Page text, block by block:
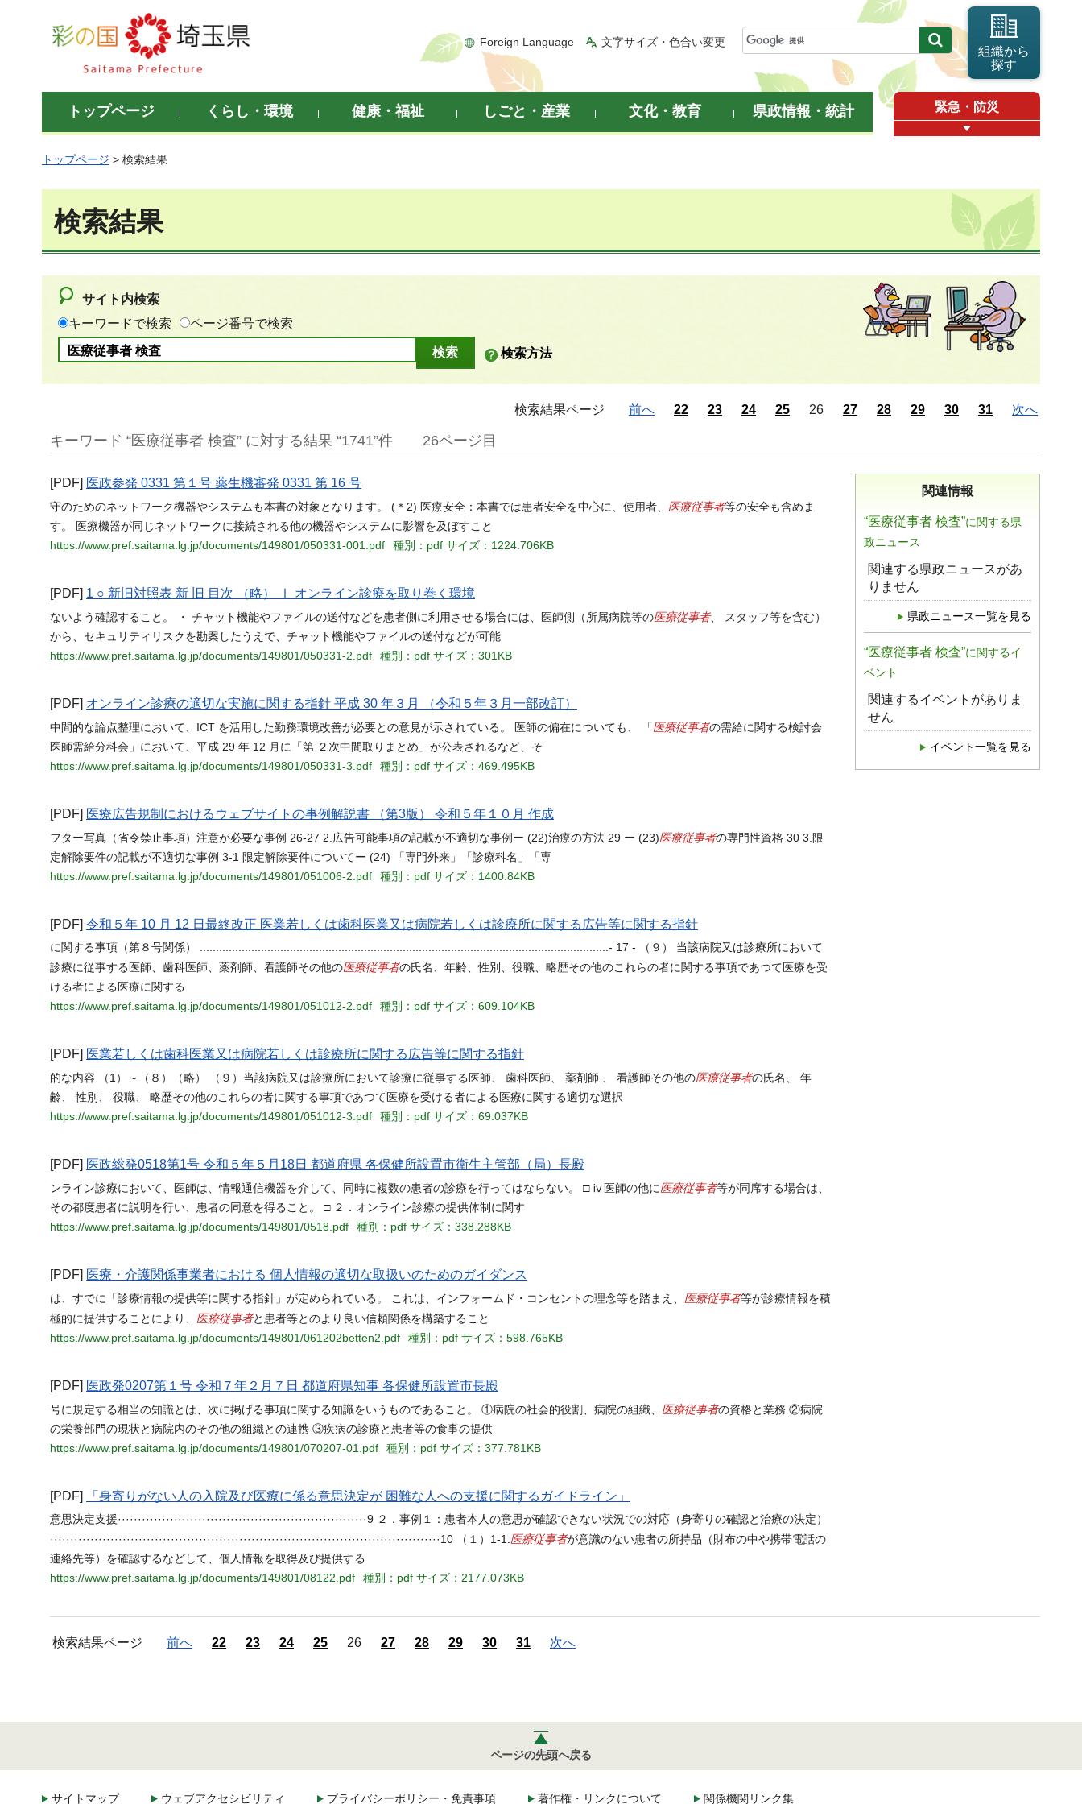
彩の国 埼玉県
Foreign Language 文字サイズ・色合い変更
組織から
探す
トップページ くらし・環境 健康・福祉 しごと・産業 文化・教育 県政情報・統計 緊急・防災
トップページ > 検索結果
検索結果
サイト内検索
キーワードで検索
ページ番号で検索
検索方法
検索結果ページ 前へ 22 23 24 25 26 27 28 29 30 31 次へ
キーワード “医療従事者 検査” に対する結果 “1741”件 26ページ目
関連情報
“医療従事者 検査”に関する県
政ニュース
関連する県政ニュースがあ
りません
県政ニュース一覧を見る
“医療従事者 検査”に関するイ
ベント
関連するイベントがありま
せん
イベント一覧を見る
[PDF] 医政参発 0331 第１号 薬生機審発 0331 第 16 号
守のためのネットワーク機器やシステムも本書の対象となります。 (＊2) 医療安全：本書では患者安全を中心に、使用者、 医療従事者等の安全も含めま
す。 医療機器が同じネットワークに接続される他の機器やシステムに影響を及ぼすこと
https://www.pref.saitama.lg.jp/documents/149801/050331-001.pdf
種別：pdf サイズ：1224.706KB
[PDF] 1 ○ 新旧対照表 新 旧 目次 （略） Ⅰ オンライン診療を取り巻く環境
ないよう確認すること。 ・ チャット機能やファイルの送付などを患者側に利用させる場合には、医師側（所属病院等の医療従事者、 スタッフ等を含む）
から、セキュリティリスクを勘案したうえで、チャット機能やファイルの送付などが可能
https://www.pref.saitama.lg.jp/documents/149801/050331-2.pdf
種別：pdf サイズ：301KB
[PDF] オンライン診療の適切な実施に関する指針 平成 30 年３月 （令和５年３月一部改訂）
中間的な論点整理において、ICT を活用した勤務環境改善が必要との意見が示されている。 医師の偏在についても、 「 医療従事者の需給に関する検討会
医師需給分科会」において、平成 29 年 12 月に「第 ２次中間取りまとめ」が公表されるなど、そ
https://www.pref.saitama.lg.jp/documents/149801/050331-3.pdf
種別：pdf サイズ：469.495KB
[PDF] 医療広告規制におけるウェブサイトの事例解説書 （第3版） 令和５年１０月 作成
フター写真（省令禁止事項）注意が必要な事例 26-27 2.広告可能事項の記載が不適切な事例ー (22)治療の方法 29 ー (23)医療従事者の専門性資格 30 3.限
定解除要件の記載が不適切な事例 3-1 限定解除要件についてー (24) 「専門外来」「診療科名」「専
https://www.pref.saitama.lg.jp/documents/149801/051006-2.pdf
種別：pdf サイズ：1400.84KB
[PDF] 令和５年 10 月 12 日最終改正 医業若しくは歯科医業又は病院若しくは診療所に関する広告等に関する指針
に関する事項（第８号関係） ...............................................................................................................................- 17 - （９） 当該病院又は診療所において
診療に従事する医師、歯科医師、薬剤師、看護師その他の医療従事者の氏名、年齢、性別、役職、略歴その他のこれらの者に関する事項であつて医療を受
ける者による医療に関する
https://www.pref.saitama.lg.jp/documents/149801/051012-2.pdf
種別：pdf サイズ：609.104KB
[PDF] 医業若しくは歯科医業又は病院若しくは診療所に関する広告等に関する指針
的な内容 （1）～（８）（略） （９）当該病院又は診療所において診療に従事する医師、 歯科医師、 薬剤師 、 看護師その他の医療従事者の氏名、 年
齢、 性別、 役職、 略歴その他のこれらの者に関する事項であつて医療を受ける者による医療に関する適切な選択
https://www.pref.saitama.lg.jp/documents/149801/051012-3.pdf
種別：pdf サイズ：69.037KB
[PDF] 医政総発0518第1号 令和５年５月18日 都道府県 各保健所設置市衛生主管部（局）長殿
ンライン診療において、医師は、情報通信機器を介して、同時に複数の患者の診療を行ってはならない。 □ ⅳ医師の他に医療従事者等が同席する場合は、
その都度患者に説明を行い、患者の同意を得ること。 □ ２．オンライン診療の提供体制に関す
https://www.pref.saitama.lg.jp/documents/149801/0518.pdf
種別：pdf サイズ：338.288KB
[PDF] 医療・介護関係事業者における 個人情報の適切な取扱いのためのガイダンス
は、すでに「診療情報の提供等に関する指針」が定められている。 これは、インフォームド・コンセントの理念等を踏まえ、 医療従事者等が診療情報を積
極的に提供することにより、 医療従事者と患者等とのより良い信頼関係を構築すること
https://www.pref.saitama.lg.jp/documents/149801/061202betten2.pdf
種別：pdf サイズ：598.765KB
[PDF] 医政発0207第１号 令和７年２月７日 都道府県知事 各保健所設置市長殿
号に規定する相当の知識とは、次に掲げる事項に関する知識をいうものであること。 ①病院の社会的役割、病院の組織、 医療従事者の資格と業務 ②病院
の栄養部門の現状と病院内のその他の組織との連携 ③疾病の診療と患者等の食事の提供
https://www.pref.saitama.lg.jp/documents/149801/070207-01.pdf
種別：pdf サイズ：377.781KB
[PDF] 「身寄りがない人の入院及び医療に係る意思決定が 困難な人への支援に関するガイドライン」
意思決定支援······························································9 ２．事例１：患者本人の意思が確認できない状況での対応（身寄りの確認と治療の決定）
·································································································10 （１）1-1.医療従事者が意識のない患者の所持品（財布の中や携帯電話の
連絡先等）を確認するなどして、個人情報を取得及び提供する
https://www.pref.saitama.lg.jp/documents/149801/08122.pdf
種別：pdf サイズ：2177.073KB
検索結果ページ 前へ 22 23 24 25 26 27 28 29 30 31 次へ
ページの先頭へ戻る
サイトマップ ウェブアクセシビリティ プライバシーポリシー・免責事項 著作権・リンクについて 関係機関リンク集